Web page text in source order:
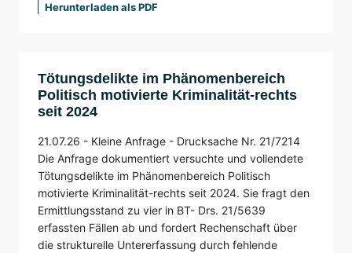
Herunterladen als PDF
Tötungsdelikte im Phänomenbereich
Politisch motivierte Kriminalität-rechts
seit 2024
21.07.26 - Kleine Anfrage - Drucksache Nr. 21/7214
Die Anfrage dokumentiert versuchte und vollendete
Tötungsdelikte im Phänomenbereich Politisch
motivierte Kriminalität-rechts seit 2024. Sie fragt den
Ermittlungsstand zu vier in BT- Drs. 21/5639
erfassten Fällen ab und fordert Rechenschaft über
die strukturelle Untererfassung durch fehlende